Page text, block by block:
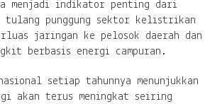
menjadi indikator penting dari
tulang punggung sektor kelistrikan
jaringan ke pelosok daerah dan
berbasis energi campuran.
setiap tahunnya menunjukkan
akan terus meningkat seiring